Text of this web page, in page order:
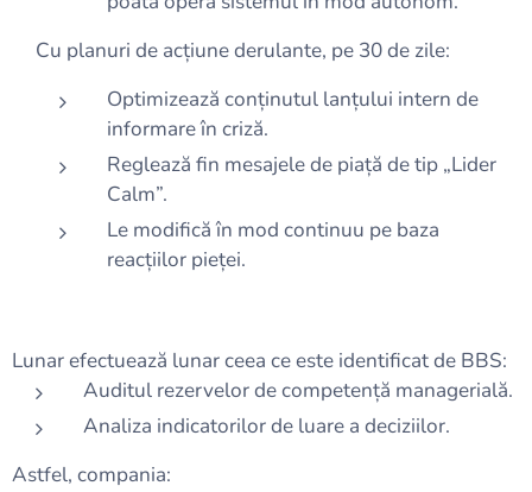
Cu planuri de acțiune derulante, pe 30 de zile:
Optimizează conținutul lanțului intern de
informare în criză.
Reglează fin mesajele de piață de tip „Lider
Calm”.
Le modifică în mod continuu pe baza
reacțiilor pieței.
Lunar efectuează lunar ceea ce este identificat de BBS:
Auditul rezervelor de competență managerială.
Analiza indicatorilor de luare a deciziilor.
Astfel, compania: